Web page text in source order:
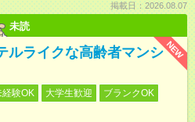
掲載日：2026.08.07
未読
NEW
ルライクな高齢者マンシ
験OK 大学生歓迎
ブランクOK